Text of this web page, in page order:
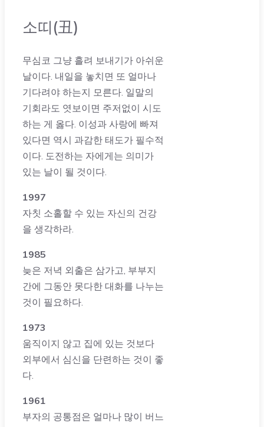
소띠(丑)
무심코 그냥 흘려 보내기가 아쉬운
날이다. 내일을 놓치면 또 얼마나
기다려야 하는지 모른다. 일말의
기회라도 엿보이면 주저없이 시도
하는 게 옳다. 이성과 사랑에 빠져
있다면 역시 과감한 태도가 필수적
이다. 도전하는 자에게는 의미가
있는 날이 될 것이다.
1997
자칫 소홀할 수 있는 자신의 건강
을 생각하라.
1985
늦은 저녁 외출은 삼가고, 부부지
간에 그동안 못다한 대화를 나누는
것이 필요하다.
1973
움직이지 않고 집에 있는 것보다
외부에서 심신을 단련하는 것이 좋
다.
1961
부자의 공통점은 얼마나 많이 버느